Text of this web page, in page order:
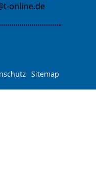
online.de
Sitemap